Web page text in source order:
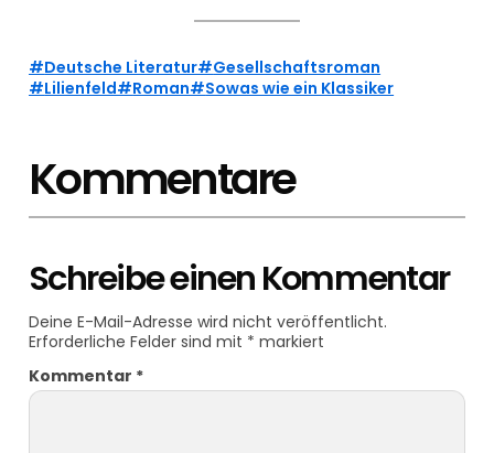
Deutsche Literatur
Gesellschaftsroman
Lilienfeld
Roman Sowas wie ein Klassiker
Kommentare
Schreibe einen Kommentar
Deine E-Mail-Adresse wird nicht veröffentlicht.
Erforderliche Felder sind mit * markiert
Kommentar *